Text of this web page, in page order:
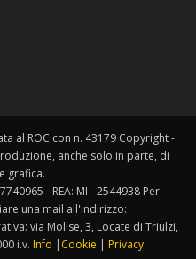
al ROC con n. 43179 Copyright -
anche solo in parte, di
grafica.
- REA: MI - 2544938 Per
una mail all'indirizzo:
via Molise, 3, Locate di Triulzi,
i.v. Info | Cookie | Privacy